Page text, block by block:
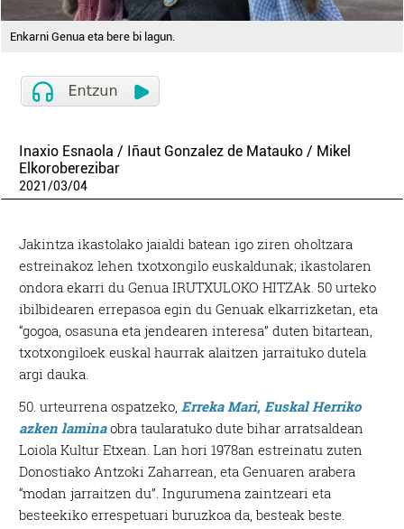
Enkarni Genua eta bere bi lagun.
Inaxio Esnaola / Iñaut Gonzalez de Matauko / Mikel
Elkoroberezibar
2021/03/04
Jakintza ikastolako jaialdi batean igo ziren oholtzara
estreinakoz lehen txotxongilo euskaldunak; ikastolaren
ondora ekarri du Genua IRUTXULOKO HITZAk. 50 urteko
ibilbidearen errepasoa egin du Genuak elkarrizketan, eta
“gogoa, osasuna eta jendearen interesa” duten bitartean,
txotxongiloek euskal haurrak alaitzen jarraituko dutela
argi dauka.
50. urteurrena ospatzeko,Erreka Mari, Euskal Herriko
azken laminaobra taularatuko dute bihar arratsaldean
Loiola Kultur Etxean. Lan hori 1978an estreinatu zuten
Donostiako Antzoki Zaharrean, eta Genuaren arabera
“modan jarraitzen du”. Ingurumena zaintzeari eta
besteekiko errespetuari buruzkoa da, besteak beste.